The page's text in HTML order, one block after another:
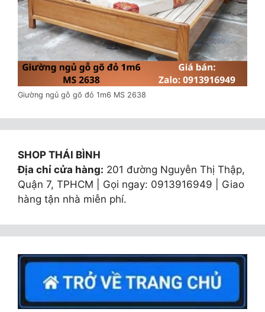
Giường ngủ gỗ gõ đỏ 1m6 MS 2638
SHOP THÁI BÌNH
Địa chỉ cửa hàng: 201 đường Nguyễn Thị Thập,
Quận 7, TPHCM | Gọi ngay: 0913916949 | Giao
hàng tận nhà miễn phí.